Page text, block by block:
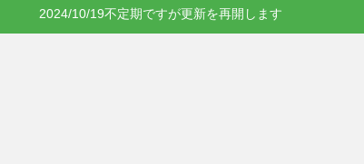
2024/10/19不定期ですが更新を再開します